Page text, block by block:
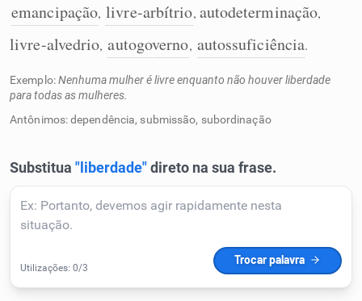
Corrigir Texto
Detector de IA
Humanizador de IA
Cata-letras
Conexões
emancipação, livre-arbítrio, autodeterminação,
livre-alvedrio, autogoverno, autossuficiência.
Exemplo:Nenhuma mulher é livre enquanto não houver liberdade
para todas as mulheres.
Antônimos: dependência, submissão, subordinação